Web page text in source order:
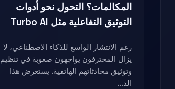
المكالمات؟ التحول نحو أدوات
التوثيق التفاعلية مثل Turbo AI
رغم الانتشار الواسع للذكاء الاصطناعي، لا
يزال المحترفون يواجهون صعوبة في تنظيم
وتوثيق محادثاتهم الهاتفية. يستعرض هذا
الد...